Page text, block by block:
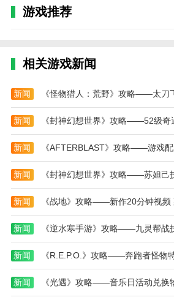
导，家长可以通过该应用查看孩子
最新版本：v2.0.0 更新时间：
修复已知问题，优化用户体验
游戏推荐
相关游戏新闻
新闻 《怪物猎人：荒野》攻略——太刀
新闻 《封神幻想世界》攻略——52级奇
新闻 《AFTERBLAST》攻略——游戏
新闻 《封神幻想世界》攻略——苏妲己
新闻
新闻
新闻 《R.E.P.O.》攻略——奔跑者怪物
新闻 《光遇》攻略——音乐日活动兑换